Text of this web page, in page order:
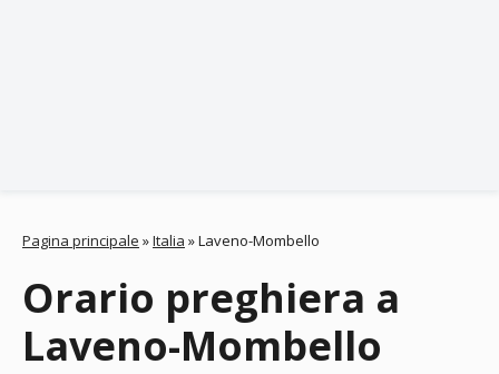
Pagina principale »Italia »Laveno-Mombello
Orario preghiera a
Laveno-Mombello